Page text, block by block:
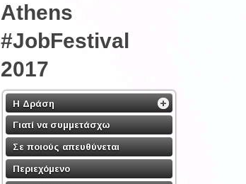
Athens
#JobFestival
2017
Η Δράση
Γιατί να συμμετάσχω
Σε ποιούς απευθύνεται
Περιεχόμενο